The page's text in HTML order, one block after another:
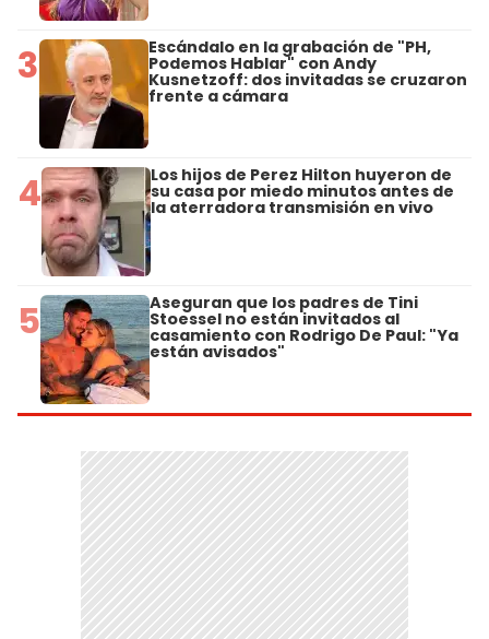
3 Escándalo en la grabación de "PH,
Podemos Hablar" con Andy
Kusnetzoff: dos invitadas se cruzaron
frente a cámara
4 Los hijos de Perez Hilton huyeron de
su casa por miedo minutos antes de
la aterradora transmisión en vivo
5 Aseguran que los padres de Tini
Stoessel no están invitados al
casamiento con Rodrigo De Paul: "Ya
están avisados"